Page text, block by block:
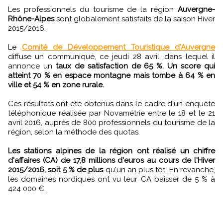
Les professionnels du tourisme de la région Auvergne-
Rhône-Alpessont globalement satisfaits de la saison Hiver
2015/2016.
Le Comité de Développement Touristique d'Auvergne
diffuse un communiqué, ce jeudi 28 avril, dans lequel il
annonce un taux de satisfaction de 65 %. Un score qui
atteint 70 % en espace montagne mais tombe à 64 % en
ville et 54 % en zone rurale.
Ces résultats ont été obtenus dans le cadre d'un enquête
téléphonique réalisée par Novamétrie entre le 18 et le 21
avril 2016, auprès de 800 professionnels du tourisme de la
région, selon la méthode des quotas.
Les stations alpines de la région ont réalisé un chiffre
d'affaires (CA) de 17,8 millions d'euros au cours de l'Hiver
2015/2016, soit 5 % de plusqu'un an plus tôt. En revanche,
les domaines nordiques ont vu leur CA baisser de 5 % à
424 000 €.